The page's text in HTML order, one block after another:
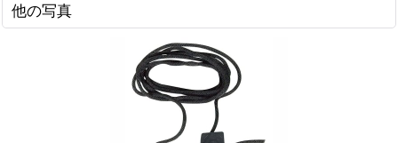
他の写真